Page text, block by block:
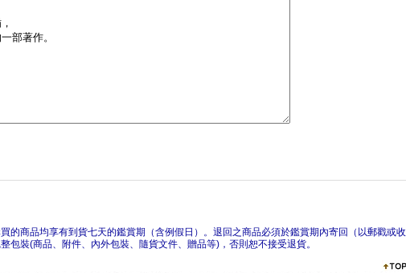
的商品均享有到貨七天的鑑賞期（含例假日）。退回之商品必須於鑑賞期內寄回（以郵戳或收
包裝(商品、附件、內外包裝、隨貨文件、贈品等)，否則恕不接受退貨。